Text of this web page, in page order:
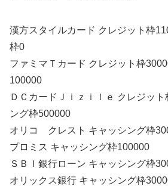
漢方スタイルカード クレジット枠
枠0
ファミマＴカード クレジット枠
100000
ＤＣカードＪｉｚｉｌｅ クレジッ
ング枠500000
オリコ クレスト キャッシング枠
プロミス キャッシング枠100000
ＳＢＩ銀行ローン キャッシング枠
オリックス銀行 キャッシング枠